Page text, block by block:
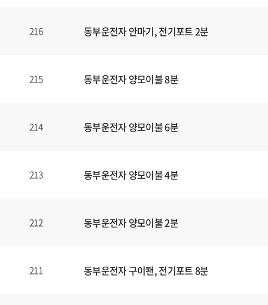
216 동부운전자 안마기, 전기포트 2분
215 동부운전자 양모이불 8분
214 동부운전자 양모이불 6분
213 동부운전자 양모이불 4분
212 동부운전자 양모이불 2분
211 동부운전자 구이팬, 전기포트 8분